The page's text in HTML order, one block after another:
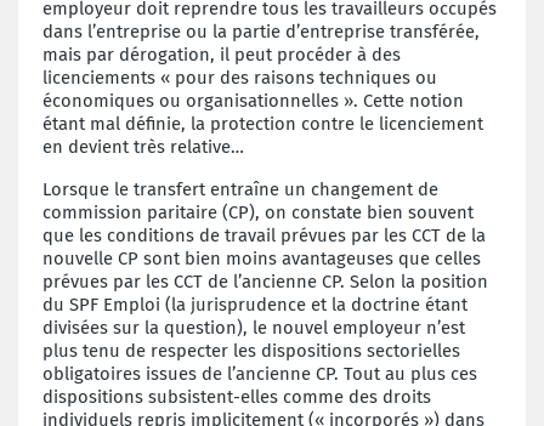
employeur doit reprendre tous les travailleurs occupés
dans l’entreprise ou la partie d’entreprise transférée,
mais par dérogation, il peut procéder à des
licenciements « pour des raisons techniques ou
économiques ou organisationnelles ». Cette notion
étant mal définie, la protection contre le licenciement
en devient très relative…
Lorsque le transfert entraîne un changement de
commission paritaire (CP), on constate bien souvent
que les conditions de travail prévues par les CCT de la
nouvelle CP sont bien moins avantageuses que celles
prévues par les CCT de l’ancienne CP. Selon la position
du SPF Emploi (la jurisprudence et la doctrine étant
divisées sur la question), le nouvel employeur n’est
plus tenu de respecter les dispositions sectorielles
obligatoires issues de l’ancienne CP. Tout au plus ces
dispositions subsistent-elles comme des droits
individuels repris implicitement (« incorporés ») dans